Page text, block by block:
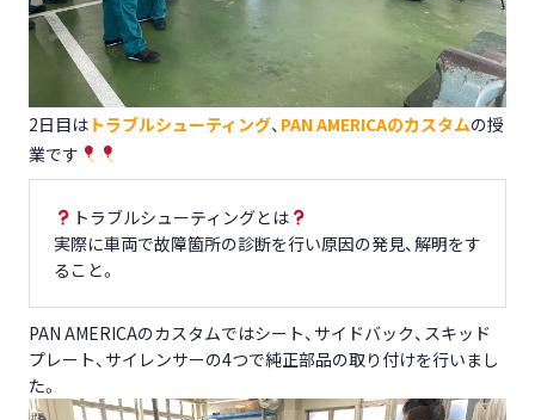
2日目はトラブルシューティング、 PAN AMERICAのカスタムの授
業です
トラブルシューティングとは
実際に車両で故障箇所の診断を行い原因の発見、解明をす
ること。
PAN AMERICAのカスタムではシート、サイドバック、スキッド
プレート、サイレンサーの4つで純正部品の取り付けを行いまし
た。